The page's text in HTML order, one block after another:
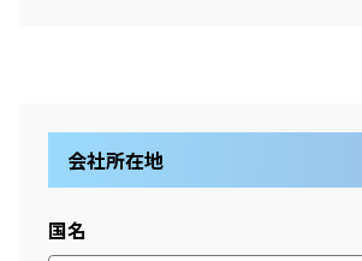
会社所在地
国名